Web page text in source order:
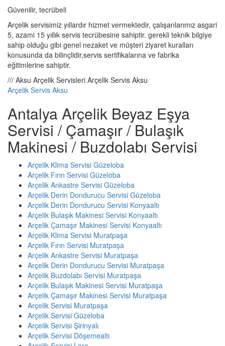
Güvenilir, tecrübeli
Arçelik servisimiz yıllardır hizmet vermektedir, çalışanlarımız asgari
5, azami 15 yıllık servis tecrübesine sahiptir. gerekli teknik bilgiye
sahip olduğu gibi genel nezaket ve müşteri ziyaret kuralları
konusunda da bilinçlidir,servis sertifikalarına ve fabrika
eğitimlerine sahiptir.
/// Aksu Arçelik Servisleri Arçelik Servis Aksu
Arçelik Servis Aksu
Antalya Arçelik Beyaz Eşya
Servisi / Çamaşır / Bulaşık
Makinesi / Buzdolabı Servisi
Arçelik Klima Servisi Güzeloba
Arçelik Fırın Servisi Güzeloba
Arçelik Ankastre Servisi Güzeloba
Arçelik Derin Dondurucu Servisi Güzeloba
Arçelik Derin Dondurucu Servisi Konyaaltı
Arçelik Bulaşık Makinesi Servisi Konyaaltı
Arçelik Çamaşır Makinesi Servisi Konyaaltı
Arçelik Klima Servisi Muratpaşa
Arçelik Fırın Servisi Muratpaşa
Arçelik Ankastre Servisi Muratpaşa
Arçelik Derin Dondurucu Servisi Muratpaşa
Arçelik Buzdolabı Servisi Muratpaşa
Arçelik Bulaşık Makinesi Servisi Muratpaşa
Arçelik Çamaşır Makinesi Servisi Muratpaşa
Arçelik Servisi Muratpaşa
Arçelik Servisi Güzeloba
Arçelik Servisi Şirinyalı
Arçelik Servisi Döşemealtı